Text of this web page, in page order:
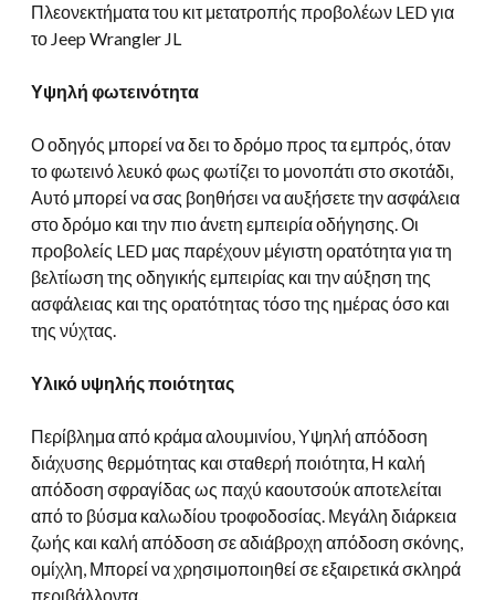
Πλεονεκτήματα του κιτ μετατροπής προβολέων LED για
το Jeep Wrangler JL
Υψηλή φωτεινότητα
Ο οδηγός μπορεί να δει το δρόμο προς τα εμπρός, όταν
το φωτεινό λευκό φως φωτίζει το μονοπάτι στο σκοτάδι,
Αυτό μπορεί να σας βοηθήσει να αυξήσετε την ασφάλεια
στο δρόμο και την πιο άνετη εμπειρία οδήγησης. Οι
προβολείς LED μας παρέχουν μέγιστη ορατότητα για τη
βελτίωση της οδηγικής εμπειρίας και την αύξηση της
ασφάλειας και της ορατότητας τόσο της ημέρας όσο και
της νύχτας.
Υλικό υψηλής ποιότητας
Περίβλημα από κράμα αλουμινίου, Υψηλή απόδοση
διάχυσης θερμότητας και σταθερή ποιότητα, Η καλή
απόδοση σφραγίδας ως παχύ καουτσούκ αποτελείται
από το βύσμα καλωδίου τροφοδοσίας. Μεγάλη διάρκεια
ζωής και καλή απόδοση σε αδιάβροχη απόδοση σκόνης,
ομίχλη, Μπορεί να χρησιμοποιηθεί σε εξαιρετικά σκληρά
περιβάλλοντα.